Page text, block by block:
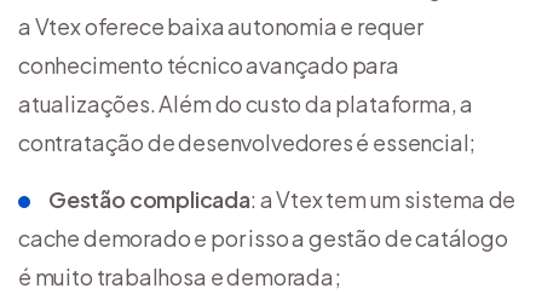
a Vtex oferece baixa autonomia e requer
conhecimento técnico avançado para
atualizações. Além do custo da plataforma, a
contratação de desenvolvedores é essencial;
Gestão complicada: a Vtex tem um sistema de
cache demorado e por isso a gestão de catálogo
é muito trabalhosa e demorada;